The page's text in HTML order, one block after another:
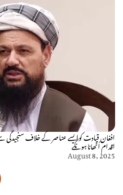
افغان قیادت کوایسے عناصر کے خلاف
اقدام اُٹھانا ہونگے
August 8, 2025